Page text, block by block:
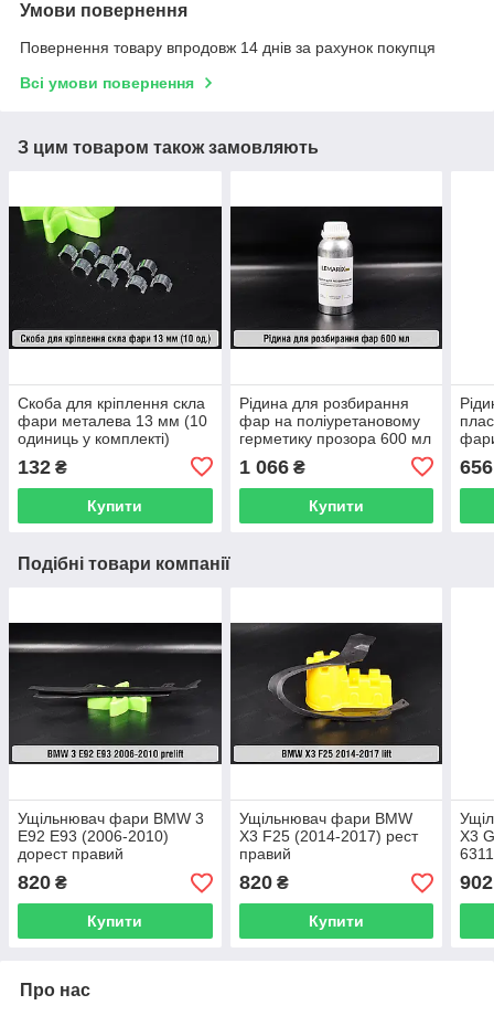
Умови повернення
Повернення товару впродовж 14 днів за рахунок покупця
Всі умови повернення
З цим товаром також замовляють
Скоба для кріплення скла
фари металева 13 мм (10
одиниць у комплекті)
132 ₴
Купити
Рідина для розбирання
фар на поліуретановому
герметику прозора 600 мл
1 066₴
Купити
656
Подібні товари компанії
Ущільнювач фари BMW 3
E92 E93 (2006-2010)
дорест правий
820 ₴
Купити
Ущільнювач фари BMW
X3 F25 (2014-2017) рест
правий
820₴
Купити
X3
902
Про нас